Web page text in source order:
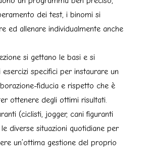
dei test, i binomi si
ed allenare individualmente anche
si gettano le basi e si
esercizi specifici per instaurare un
fiducia e rispetto che è
ottenere degli ottimi risultati.
(ciclisti, jogger, cani figuranti
diverse situazioni quotidiane per
un’ottima gestione del proprio